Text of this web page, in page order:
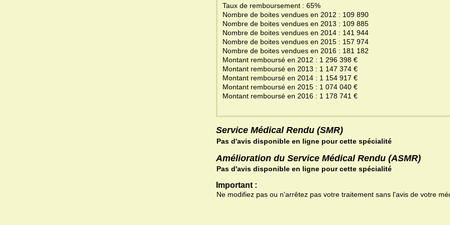
Taux de remboursement : 65%
Nombre de boites vendues en 2012 : 109 890
Nombre de boites vendues en 2013 : 109 885
Nombre de boites vendues en 2014 : 141 944
Nombre de boites vendues en 2015 : 157 974
Nombre de boites vendues en 2016 : 181 182
Montant remboursé en 2012 : 1 296 398 €
Montant remboursé en 2013 : 1 147 374 €
Montant remboursé en 2014 : 1 154 917 €
Montant remboursé en 2015 : 1 074 040 €
Montant remboursé en 2016 : 1 178 741 €
Service Médical Rendu (SMR)
Pas d'avis disponible en ligne pour cette spécialité
Amélioration du Service Médical Rendu (ASMR)
Pas d'avis disponible en ligne pour cette spécialité
Important :
Ne modifiez pas ou n'arrêtez pas votre traitement sans l'avis de votre